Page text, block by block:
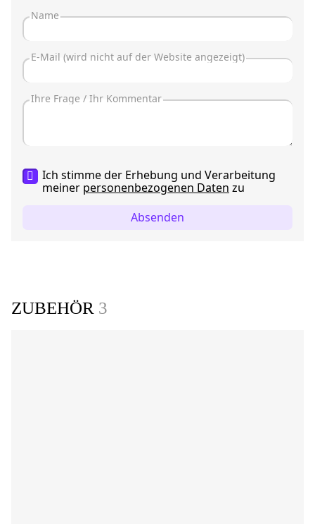
Ich stimme der Erhebung und Verarbeitung
meiner personenbezogenen Daten zu
Absenden
ZUBEHÖR 3